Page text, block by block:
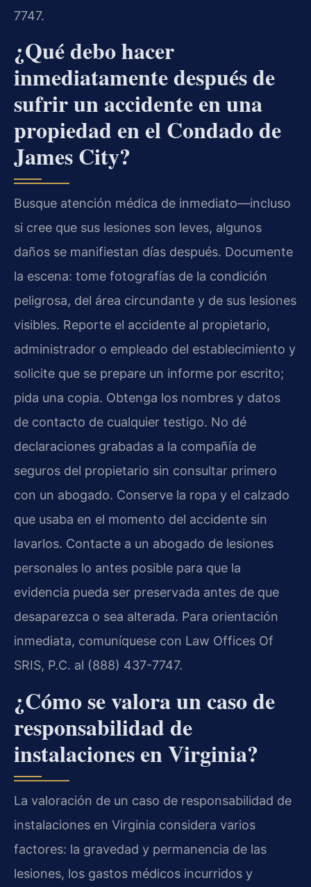
7747.
¿Qué debo hacer
inmediatamente después de
sufrir un accidente en una
propiedad en el Condado de
James City?
Busque atención médica de inmediato—incluso
si cree que sus lesiones son leves, algunos
daños se manifiestan días después. Documente
la escena: tome fotografías de la condición
peligrosa, del área circundante y de sus lesiones
visibles. Reporte el accidente al propietario,
administrador o empleado del establecimiento y
solicite que se prepare un informe por escrito;
pida una copia. Obtenga los nombres y datos
de contacto de cualquier testigo. No dé
declaraciones grabadas a la compañía de
seguros del propietario sin consultar primero
con un abogado. Conserve la ropa y el calzado
que usaba en el momento del accidente sin
lavarlos. Contacte a un abogado de lesiones
personales lo antes posible para que la
evidencia pueda ser preservada antes de que
desaparezca o sea alterada. Para orientación
inmediata, comuníquese con Law Offices Of
SRIS, P.C. al (888) 437-7747.
¿Cómo se valora un caso de
responsabilidad de
instalaciones en Virginia?
La valoración de un caso de responsabilidad de
instalaciones en Virginia considera varios
factores: la gravedad y permanencia de las
lesiones, los gastos médicos incurridos y